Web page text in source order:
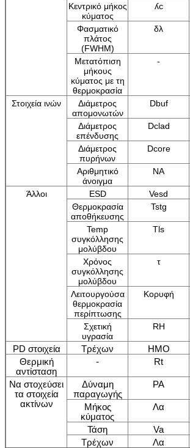
Κεντρικό μήκος
κύματος
ʎc
Φασματικό
πλάτος
(FWHM)
δλ
Μετατόπιση
μήκους
κύματος με τη
θερμοκρασία
-
Στοιχεία ινών
Διάμετρος
απομονωτών
Dbuf
Διάμετρος
επένδυσης
Dclad
Διάμετρος
πυρήνων
Dcore
Αριθμητικό
άνοιγμα
NA
Άλλοι ESD Vesd
Θερμοκρασία
αποθήκευσης
Tstg
Temp
συγκόλλησης
μολύβδου
Tls
Χρόνος
συγκόλλησης
μολύβδου
τ
Λειτουργούσα
θερμοκρασία
περίπτωσης
Κορυφή
Σχετική
υγρασία
RH
PD στοιχεία Τρέχων ΗΜΟ
Θερμική
αντίσταση
- Rt
Να στοχεύσει
τα στοιχεία
ακτίνων
Δύναμη
παραγωγής
PA
Μήκος
κύματος
Λα
Τάση Va
Τρέχων
Λα